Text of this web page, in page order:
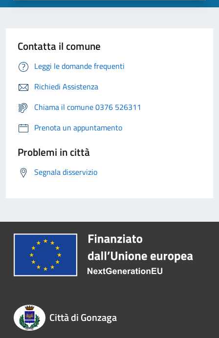
Contatta il comune
Leggi le domande frequenti
Richiedi Assistenza
Chiama il comune 0376 526311
Prenota un appuntamento
Problemi in città
Segnala disservizio
Città di Gonzaga